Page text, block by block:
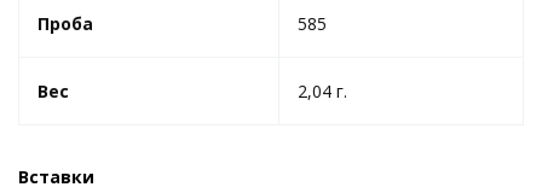
Проба 585
Вес 2,04 г.
Вставки